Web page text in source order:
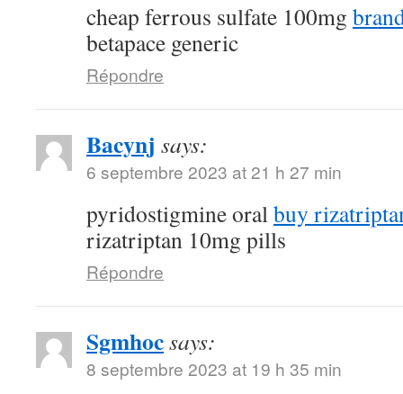
cheap ferrous sulfate 100mg
betapace generic
Répondre
Bacynj says:
6 septembre 2023 at 21 h 27 min
pyridostigmine oralbuy
rizatriptan 10mg pills
Répondre
Sgmhocsays:
8 septembre 2023 at 19 h 35 min